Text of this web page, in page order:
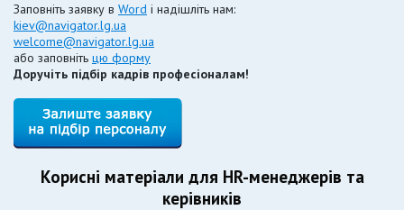
Заповніть заявку в Word і надішліть нам:
kiev@navigator.lg.ua
welcome@navigator.lg.ua
або заповніть цю форму
Доручіть підбір кадрів професіоналам!
Корисні матеріали для HR-менеджерів та
керівників